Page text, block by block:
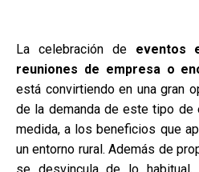
La celebración de eventos
reuniones de empresa o
está convirtiendo en una gran
de la demanda de este tipo de
medida, a los beneficios que
un entorno rural. Además de